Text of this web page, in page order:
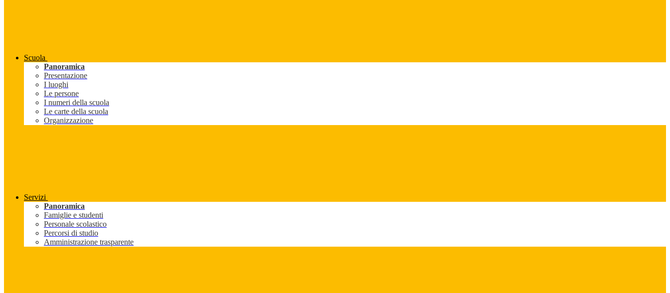
Scuola
Panoramica
Presentazione
I luoghi
Le persone
I numeri della scuola
Le carte della scuola
Organizzazione
Servizi
Panoramica
Famiglie e studenti
Personale scolastico
Percorsi di studio
Amministrazione trasparente